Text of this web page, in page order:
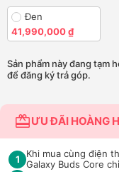
Đen
41,990,000 ₫
Sản phẩm này đang tạm
để đăng ký trả góp.
ƯU ĐÃI HOÀNG
1
Khi mua cùng điện
Galaxy Buds Core